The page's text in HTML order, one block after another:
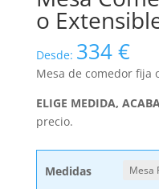
o
Desde: 334€
Mesa de comedor fija
ELIGE MEDIDA,
precio.
Medidas